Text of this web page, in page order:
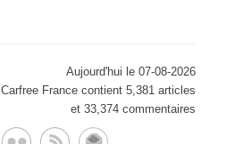
Aujourd'hui le 07-08-2026
Carfree France contient 5,381 articles
et 33,374 commentaires